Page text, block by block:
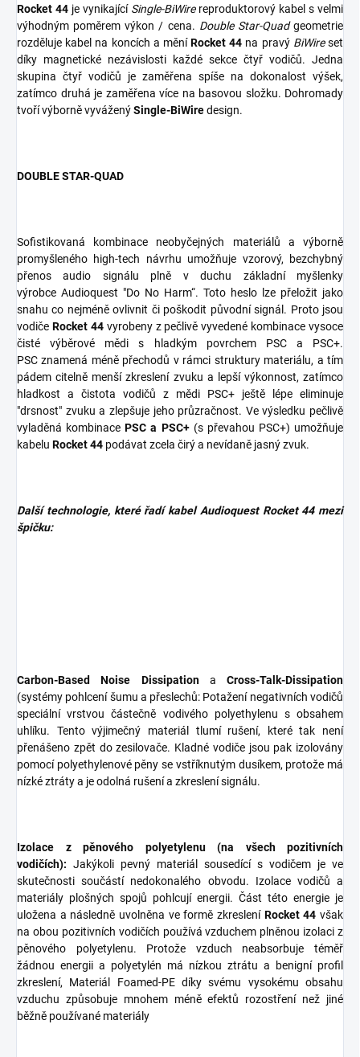
Rocket 44 je vynikající Single-BiWirereproduktorový kabel s velmi
výhodným poměrem výkon / cena. Double Star-Quadgeometrie
rozděluje kabel na koncích a měníRocket 44 na pravý BiWireset
díky magnetické nezávislosti každé sekce čtyř vodičů. Jedna
skupina čtyř vodičů je zaměřena spíše na dokonalost výšek,
zatímco druhá je zaměřena více na basovou složku. Dohromady
tvoří výborně vyváženýSingle-BiWiredesign.
DOUBLE STAR-QUAD
Sofistikovaná kombinace neobyčejných materiálů a výborně
promyšleného high-tech návrhu umožňuje vzorový, bezchybný
přenos audio signálu plně v duchu základní myšlenky
výrobce Audioquest "Do No Harm“. Toto heslo lze přeložit jako
snahu co nejméně ovlivnit či poškodit původní signál. Proto jsou
vodiče Rocket 44vyrobeny z pečlivě vyvedené kombinace vysoce
čisté výběrové mědi s hladkým povrchem PSC a PSC+.
PSC znamená méně přechodů v rámci struktury materiálu, a tím
pádem citelně menší zkreslení zvuku a lepší výkonnost, zatímco
hladkost a čistota vodičů z mědi PSC+ ještě lépe eliminuje
"drsnost" zvuku a zlepšuje jeho průzračnost. Ve výsledku pečlivě
vyladěná kombinacePSC a PSC+(s převahou PSC+) umožňuje
kabelu Rocket 44 podávat zcela čirý a nevídaně jasný zvuk.
Další technologie, které řadí kabel Audioquest Rocket 44 mezi
špičku:
Carbon-Based Noise Dissipationa Cross-Talk-Dissipation
(systémy pohlcení šumu a přeslechů: Potažení negativních vodičů
speciální vrstvou částečně vodivého polyethylenu s obsahem
uhlíku. Tento výjimečný materiál tlumí rušení, které tak není
přenášeno zpět do zesilovače. Kladné vodiče jsou pak izolovány
pomocí polyethylenové pěny se vstříknutým dusíkem, protože má
nízké ztráty a je odolná rušení a zkreslení signálu.
Izolace z pěnového polyetylenu (na všech pozitivních
vodičích): Jakýkoli pevný materiál sousedící s vodičem je ve
skutečnosti součástí nedokonalého obvodu. Izolace vodičů a
materiály plošných spojů pohlcují energii. Část této energie je
uložena a následně uvolněna ve formě zkreslení Rocket 44 však
na obou pozitivních vodičích používá vzduchem plněnou izolaci z
pěnového polyetylenu. Protože vzduch neabsorbuje téměř
žádnou energii a polyetylén má nízkou ztrátu a benigní profil
zkreslení, Materiál Foamed-PE díky svému vysokému obsahu
vzduchu způsobuje mnohem méně efektů rozostření než jiné
běžně používané materiály